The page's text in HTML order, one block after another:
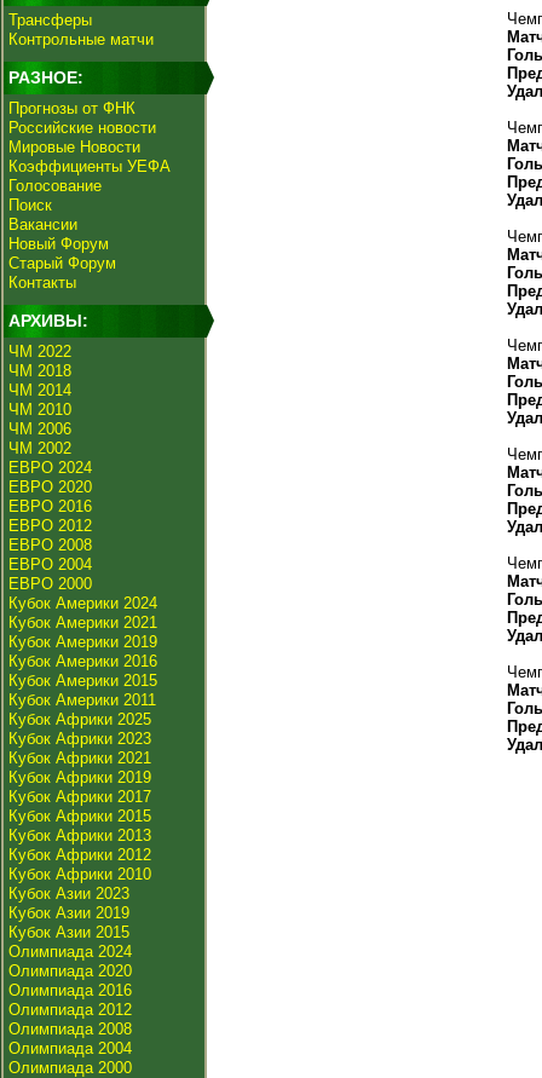
Трансферы
Контрольные матчи
РАЗНОЕ:
Прогнозы от ФНК
Российские новости
Мировые Новости
Коэффициенты УЕФА
Голосование
Поиск
Вакансии
Новый Форум
Старый Форум
Контакты
АРХИВЫ:
ЧМ 2022
ЧМ 2018
ЧМ 2014
ЧМ 2010
ЧМ 2006
ЧМ 2002
ЕВРО 2024
ЕВРО 2020
ЕВРО 2016
ЕВРО 2012
ЕВРО 2008
ЕВРО 2004
ЕВРО 2000
Кубок Америки 2024
Кубок Америки 2021
Кубок Америки 2019
Кубок Америки 2016
Кубок Америки 2015
Кубок Америки 2011
Кубок Африки 2025
Кубок Африки 2023
Кубок Африки 2021
Кубок Африки 2019
Кубок Африки 2017
Кубок Африки 2015
Кубок Африки 2013
Кубок Африки 2012
Кубок Африки 2010
Кубок Азии 2023
Кубок Азии 2019
Кубок Азии 2015
Олимпиада 2024
Олимпиада 2020
Олимпиада 2016
Олимпиада 2012
Олимпиада 2008
Олимпиада 2004
Олимпиада 2000